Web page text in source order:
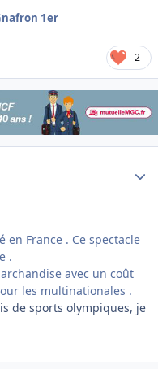
1er
2
en France . Ce spectacle
.
avec un coût
les multinationales .
de sports olympiques, je